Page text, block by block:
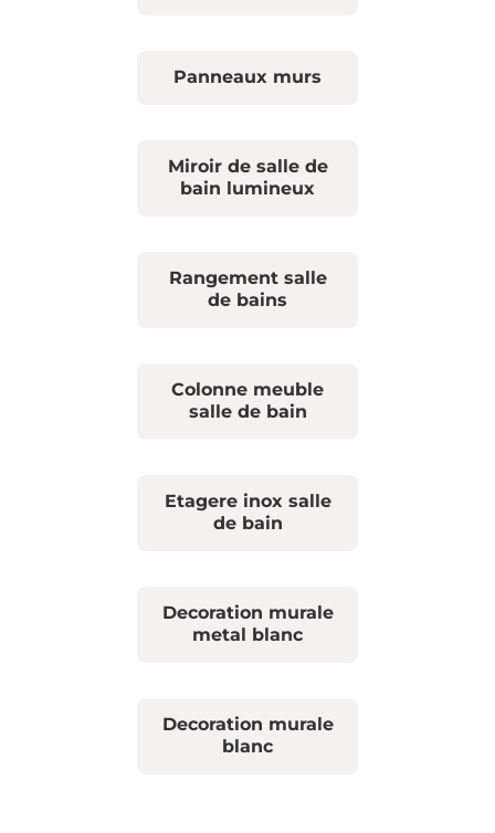
Panneaux murs
Miroir de salle de
bain lumineux
Rangement salle
de bains
Colonne meuble
salle de bain
Etagere inox salle
de bain
Decoration murale
metal blanc
Decoration murale
blanc